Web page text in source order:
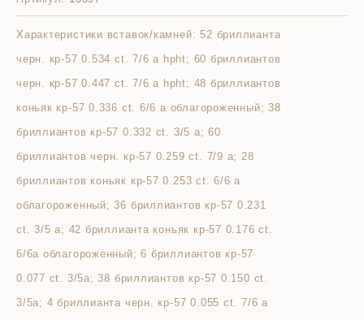
Характеристики вставок/камней: 52 бриллианта
черн. кр-57 0.534 ct. 7/6 а hpht; 60 бриллиантов
черн. кр-57 0.447 ct. 7/6 а hpht; 48 бриллиантов
коньяк кр-57 0.336 ct. 6/6 а облагороженный; 38
бриллиантов кр-57 0.332 ct. 3/5 а; 60
бриллиантов черн. кр-57 0.259 ct. 7/9 а; 28
бриллиантов коньяк кр-57 0.253 ct. 6/6 а
облагороженный; 36 бриллиантов кр-57 0.231
ct. 3/5 а; 42 бриллианта коньяк кр-57 0.176 ct.
6/6а облагороженный; 6 бриллиантов кр-57
0.077 ct. 3/5а; 38 бриллиантов кр-57 0.150 ct.
3/5а; 4 бриллианта черн. кр-57 0.055 ct. 7/6 а